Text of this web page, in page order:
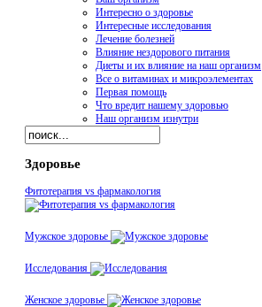
Интересно о здоровье
Интересные исследования
Лечение болезней
Влияние нездорового питания
Диеты и их влияние на наш организм
Все о витаминах и микроэлементах
Первая помощь
Что вредит нашему здоровью
Наш организм изнутри
Здоровье
Фитотерапия vs фармакология
Мужское здоровье
Исследования
Женское здоровье